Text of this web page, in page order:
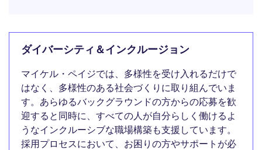
ダイバーシティ＆インクルージョン
マイケル・ペイジでは、多様性を受け入れるだけで
はなく、多様性のある社会づくりに取り組んでいま
す。あらゆるバックグラウンドの方からの応募を歓
迎すると同時に、すべての人が自分らしく働けるよ
うなインクルーシブな職場構築も支援しています。
採用プロセスにおいて、お困りの方やサポートが必